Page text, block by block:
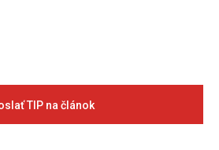
TIP na článok